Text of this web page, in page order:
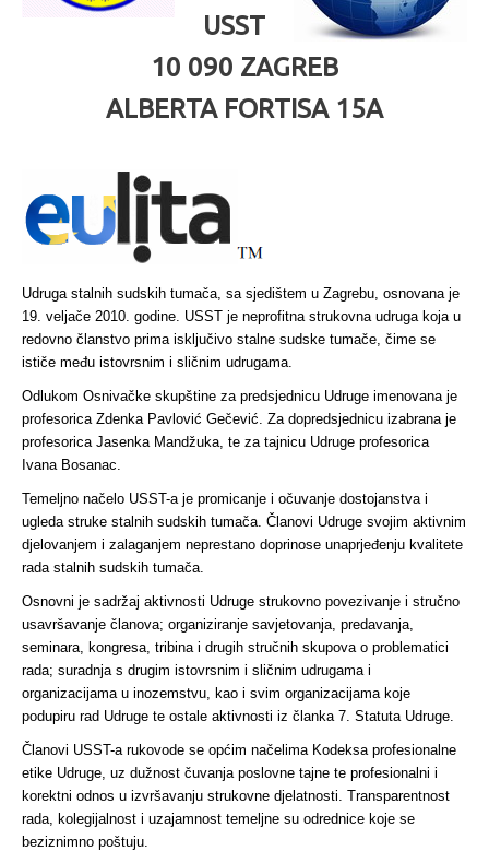
USST
10 090 ZAGREB
ALBERTA FORTISA 15A
Udruga stalnih sudskih tumača, sa sjedištem u Zagrebu, osnovana je
19. veljače 2010. godine. USST je neprofitna strukovna udruga koja u
redovno članstvo prima isključivo stalne sudske tumače, čime se
ističe među istovrsnim i sličnim udrugama.
Odlukom Osnivačke skupštine za predsjednicu Udruge imenovana je
profesorica Zdenka Pavlović Gečević. Za dopredsjednicu izabrana je
profesorica Jasenka Mandžuka, te za tajnicu Udruge profesorica
Ivana Bosanac.
Temeljno načelo USST-a je promicanje i očuvanje dostojanstva i
ugleda struke stalnih sudskih tumača. Članovi Udruge svojim aktivnim
djelovanjem i zalaganjem neprestano doprinose unaprjeđenju kvalitete
rada stalnih sudskih tumača.
Osnovni je sadržaj aktivnosti Udruge strukovno povezivanje i stručno
usavršavanje članova; organiziranje savjetovanja, predavanja,
seminara, kongresa, tribina i drugih stručnih skupova o problematici
rada; suradnja s drugim istovrsnim i sličnim udrugama i
organizacijama u inozemstvu, kao i svim organizacijama koje
podupiru rad Udruge te ostale aktivnosti iz članka 7. Statuta Udruge.
Članovi USST-a rukovode se općim načelima Kodeksa profesionalne
etike Udruge, uz dužnost čuvanja poslovne tajne te profesionalni i
korektni odnos u izvršavanju strukovne djelatnosti. Transparentnost
rada, kolegijalnost i uzajamnost temeljne su odrednice koje se
beziznimno poštuju.